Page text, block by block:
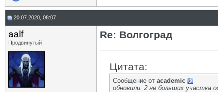
20.07.2020, 08:07
aalf
Продвинутый
Re: Волгоград
Цитата:
Сообщение от academic
обновили. 2 не больших участка